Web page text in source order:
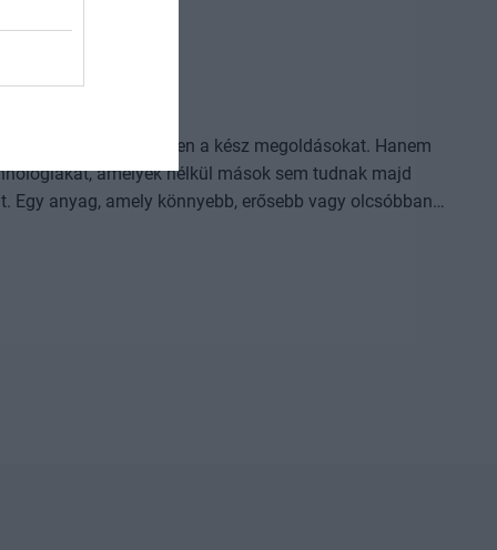
használja ügyesebben a kész megoldásokat. Hanem
amelyek nélkül mások sem tudnak majd
amely korábban kezelhetetlen betegségekre ad
teljesítmény. Hol áll Európa és Magyarország az
és vállalati K+F-